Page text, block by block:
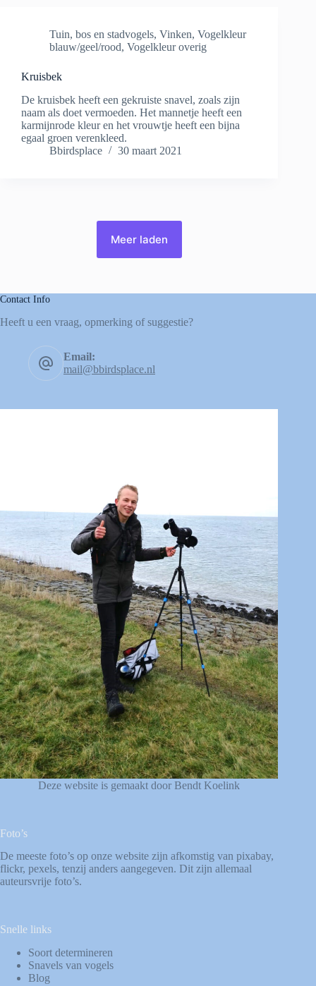
Tuin, bos en stadvogels, Vinken, Vogelkleur
blauw/geel/rood, Vogelkleur overig
Kruisbek
De kruisbek heeft een gekruiste snavel, zoals zijn
naam als doet vermoeden. Het mannetje heeft een
karmijnrode kleur en het vrouwtje heeft een bijna
egaal groen verenkleed.
Bbirdsplace
30 maart 2021
Meer laden
Contact Info
Heeft u een vraag, opmerking of suggestie?
Email:
mail@bbirdsplace.nl
Deze website is gemaakt door Bendt Koelink
Foto’s
De meeste foto’s op onze website zijn afkomstig van pixabay,
flickr, pexels, tenzij anders aangegeven. Dit zijn allemaal
auteursvrije foto’s.
Snelle links
Soort determineren
Snavels van vogels
Blog